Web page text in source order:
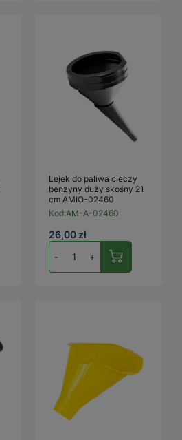
Lejek do paliwa cieczy
benzyny duży skośny 21
cm AMIO-02460
Kod:AM-A-02460
26,00 zł
- +